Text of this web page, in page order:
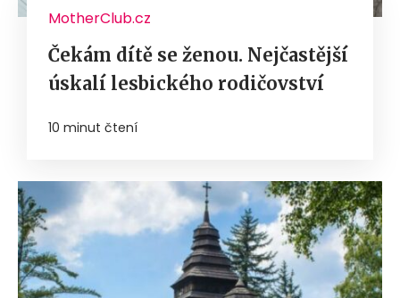
MotherClub.cz
Čekám dítě se ženou. Nejčastější
úskalí lesbického rodičovství
10 minut čtení